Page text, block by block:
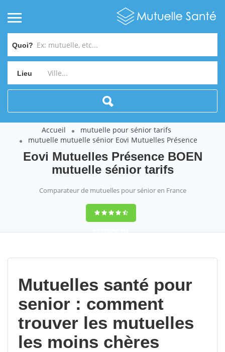
Quoi?
Lieu
Accueil
mutuelle pour sénior tarifs
mutuelle mutuelle sénior Eovi Mutuelles Présence
Eovi Mutuelles Présence BOEN
mutuelle sénior tarifs
Comparateur de mutuelles pour sénior en France
9,2(100%)452
Mutuelles santé pour
senior : comment
trouver les mutuelles
les moins chères